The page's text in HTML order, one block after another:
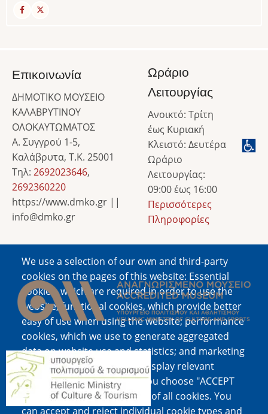
We use a selection of our own and third-party
cookies on the pages of this website: Essential
cookies, which are required in order to use the
website; functional cookies, which provide better
easy of use when using the website; performance
cookies, which we use to generate aggregated
data on website use and statistics; and marketing
cookies, which are used to display relevant
content and advertising. If you choose "ACCEPT
ALL", you consent to the use of all cookies. You
can accept and reject individual cookie types and
Επικοινωνία
ΔΗΜΟΤΙΚΟ ΜΟΥΣΕΙΟ
ΚΑΛΑΒΡΥΤΙΝΟΥ
ΟΛΟΚΑΥΤΩΜΑΤΟΣ
Α. Συγγρού 1-5,
Καλάβρυτα, Τ.Κ. 25001
Τηλ: 2692023646,
2692360220
https://www.dmko.gr ||
info@dmko.gr
Ωράριο
Λειτουργίας
Ανοικτό: Τρίτη
έως Κυριακή
Κλειστό: Δευτέρα
Ωράριο
Λειτουργίας:
09:00 έως 16:00
Περισσότερες
Πληροφορίες
Image
Image